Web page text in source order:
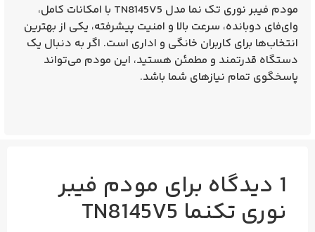
مودم فیبر نوری تک‌ نما مدل TN8145V5
با امکانات کامل،
وای‌فای دوبانده، سرعت بالا و امنیت پیشرفته، یکی از بهترین
انتخاب‌ها برای کاربران خانگی و اداری است. اگر به دنبال یک
دستگاه قدرتمند و مطمئن هستید، این مودم می‌تواند
پاسخگوی تمام نیازهای شما باشد.
1 دیدگاه برای مودم فیبر
نوری تکنما TN8145V5